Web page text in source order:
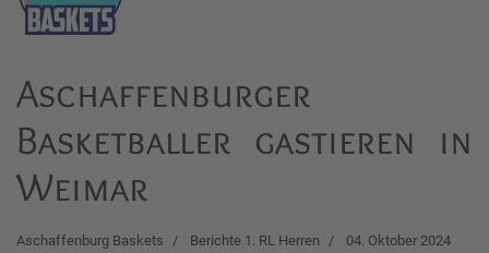
Aschaffenburger
Basketballer gastieren in
Weimar
Aschaffenburg Baskets Berichte 1. RL Herren
04. Oktober 2024